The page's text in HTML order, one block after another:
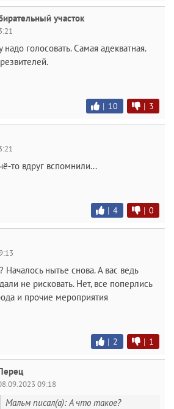
участок
голосовать. Самая адекватная.
| 10 | 3
то вдруг вспомнили...
| 4 | 0
Началось нытье снова. А вас ведь
не рисковать. Нет, все поперлись
и прочие мероприятия
| 2 | 1
09:18
Мальм писал(а): А что такое?